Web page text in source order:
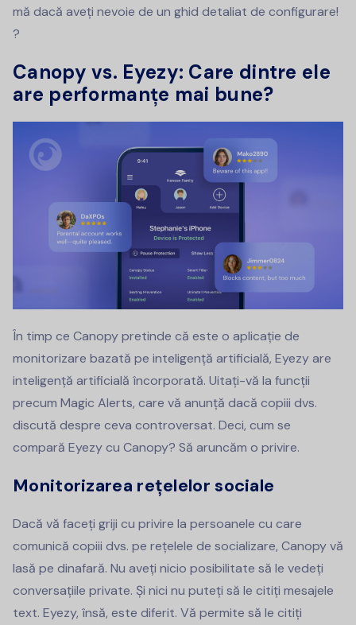
mă dacă aveți nevoie de un ghid detaliat de configurare!
?
Canopy vs. Eyezy: Care dintre ele
are performanțe mai bune?
În timp ce Canopy pretinde că este o aplicație de
monitorizare bazată pe inteligență artificială, Eyezy are
inteligență artificială încorporată. Uitați-vă la funcții
precum Magic Alerts, care vă anunță dacă copiii dvs.
discută despre ceva controversat. Deci, cum se
compară Eyezy cu Canopy? Să aruncăm o privire.
Monitorizarea rețelelor sociale
Dacă vă faceți griji cu privire la persoanele cu care
comunică copiii dvs. pe rețelele de socializare, Canopy vă
lasă pe dinafară. Nu aveți nicio posibilitate să le vedeți
conversațiile private. Și nici nu puteți să le citiți mesajele
text. Eyezy, însă, este diferit. Vă permite să le citiți